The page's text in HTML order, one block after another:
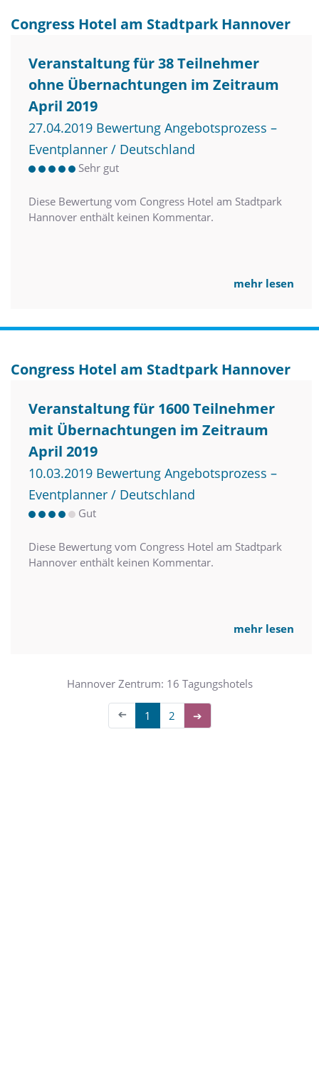
Congress Hotel am Stadtpark Hannover
Veranstaltung für 38 Teilnehmer
ohne Übernachtungen im Zeitraum
April 2019
27.04.2019 Bewertung Angebotsprozess –
Eventplanner / Deutschland
Sehr gut
Diese Bewertung vom Congress Hotel am Stadtpark
Hannover enthält keinen Kommentar.
mehr lesen
Congress Hotel am Stadtpark Hannover
Veranstaltung für 1600 Teilnehmer
mit Übernachtungen im Zeitraum
April 2019
10.03.2019 Bewertung Angebotsprozess –
Eventplanner / Deutschland
Gut
Diese Bewertung vom Congress Hotel am Stadtpark
Hannover enthält keinen Kommentar.
mehr lesen
Hannover Zentrum: 16 Tagungshotels
➔ 1 2 ➔